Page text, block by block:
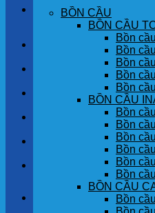
SẢN PHẨM
GÓC KHÁCH HÀNG
BỒN CẦU
BỒN CẦU
Bồn
Bồn
Bồn
Bồn
Bồn
BỒN CẦU
Bồn
Bồn
Bồn
Bồn
Bồn
Bồn
BỒN CẦU
Bồn